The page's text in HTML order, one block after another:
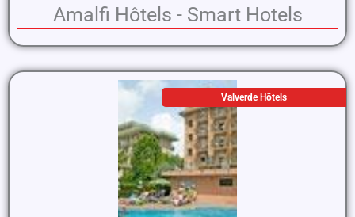
Amalfi Hôtels - Smart Hotels
Valverde Hôtels